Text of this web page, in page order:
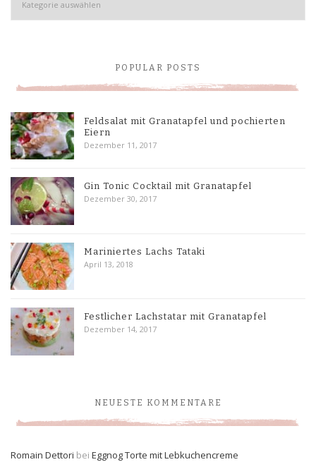
POPULAR POSTS
Feldsalat mit Granatapfel und pochierten
Eiern
Dezember 11, 2017
Gin Tonic Cocktail mit Granatapfel
Dezember 30, 2017
Mariniertes Lachs Tataki
April 13, 2018
Festlicher Lachstatar mit Granatapfel
Dezember 14, 2017
NEUESTE KOMMENTARE
Romain Dettori bei Eggnog Torte mit Lebkuchencreme